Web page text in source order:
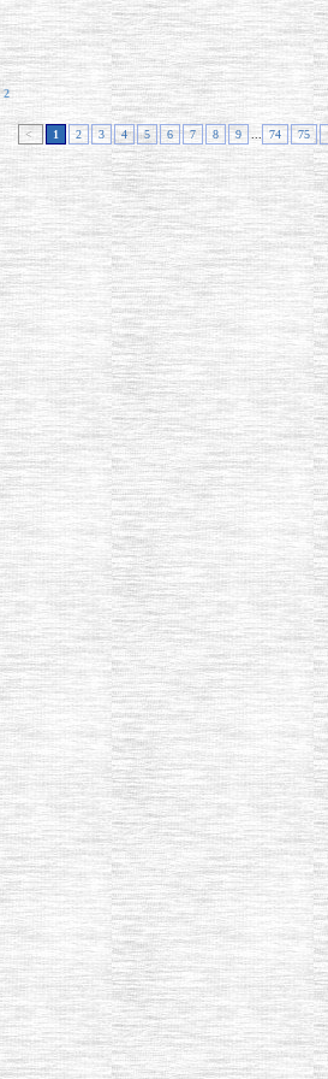
2
< 1 2 3 4 5 6 7 8 9 ... 74 75